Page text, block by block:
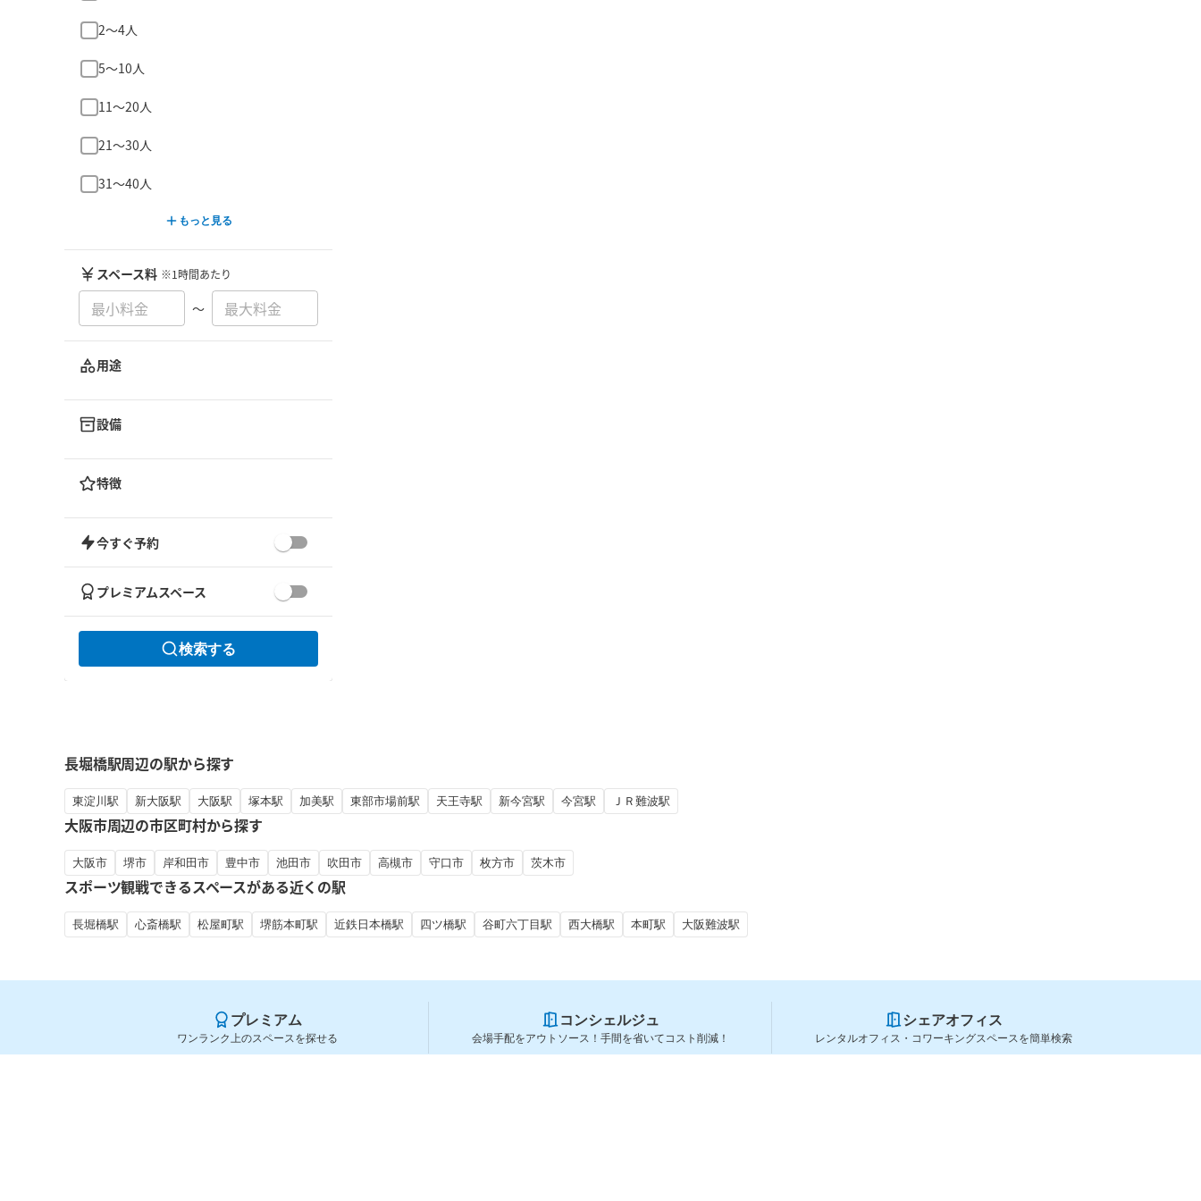
2〜4人
5〜10人
11〜20人
21〜30人
31〜40人
もっと見る
スペース料 ※1時間あたり
〜
用途
設備
特徴
今すぐ予約
プレミアムスペース
検索する
長堀橋駅周辺の駅から探す
東淀川駅 新大阪駅 大阪駅 塚本駅 加美駅 東部市場前駅 天王寺駅 新今宮駅 今宮駅 ＪＲ難波駅
大阪市周辺の市区町村から探す
大阪市 堺市 岸和田市 豊中市 池田市 吹田市 高槻市 守口市 枚方市 茨木市
スポーツ観戦できるスペースがある近くの駅
長堀橋駅 心斎橋駅 松屋町駅 堺筋本町駅 近鉄日本橋駅 四ツ橋駅 谷町六丁目駅 西大橋駅 本町駅 大阪難波駅
プレミアム
ワンランク上のスペースを探せる
コンシェルジュ
会場手配をアウトソース！手間を省いてコスト削減！
シェアオフィス
レンタルオフィス・コワーキングスペースを簡単検索